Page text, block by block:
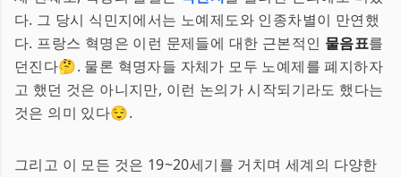
다. 그 당시 식민지에서는 노예제도와 인종차별이 만연했
다. 프랑스 혁명은 이런 문제들에 대한 근본적인 물음표를
던진다🤔. 물론 혁명자들 자체가 모두 노예제를 폐지하자
고 했던 것은 아니지만, 이런 논의가 시작되기라도 했다는
것은 의미 있다😌.
그리고 이 모든 것은 19~20세기를 거치며 세계의 다양한